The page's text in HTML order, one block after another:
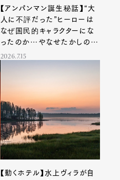
【アンパンマン誕生秘話】“大
人に不評だった”ヒーローは
なぜ国民的キャラクターにな
ったのか…やなせたかしの創
作人生をたどる展覧会
2026.7.15
【動くホテル】水上ヴィラが自